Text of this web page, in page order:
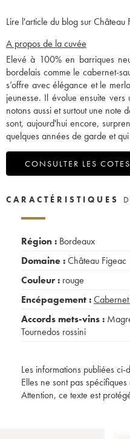
Lire l'article du blog sur Château
A propos de la cuvée
Elevé à 100% en barriques
bordelais comme le cabernet-
s’offre avec élégance et le
jeunesse. Il évolue ensuite
notons aussi et surtout une note
sont, aujourd'hui encore,
quelques années de garde et
CONSULTER LES
CARACTÉRISTIQUES
Région : Bordeaux
Domaine :Château Figeac
Couleur : rouge
Encépagement :
Accords mets-vins :
Tournedos rossini
Les informations publiées
Elles ne sont pas spécifiques
Attention, ce texte est